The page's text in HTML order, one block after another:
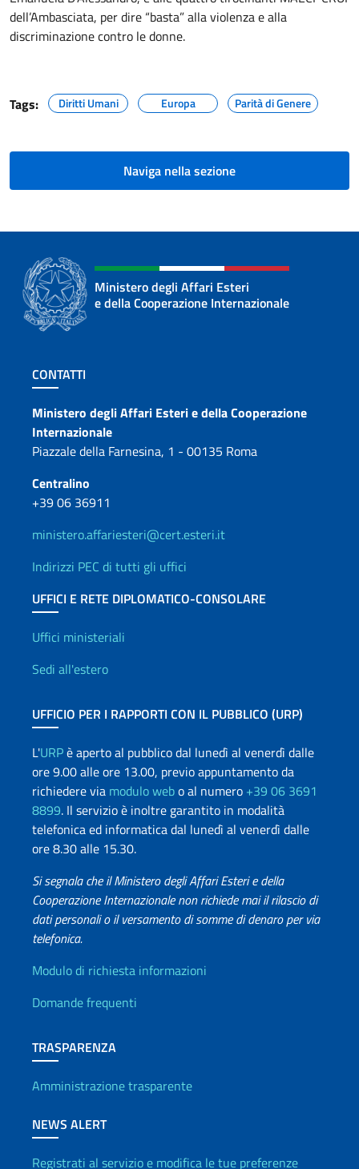
dell’Ambasciata, per dire “basta” alla violenza e alla
discriminazione contro le donne.
Tags: Diritti Umani Europa Parità di Genere
Naviga nella sezione
Ministero degli Affari Esteri
e della Cooperazione Internazionale
Sezione footer
CONTATTI
Contatti
Ministero degli Affari Esteri e della Cooperazione
Internazionale
Piazzale della Farnesina, 1 - 00135 Roma
Centralino
+39 06 36911
ministero.affariesteri@cert.esteri.it
Indirizzi PEC di tutti gli uffici
UFFICI E RETE DIPLOMATICO-CONSOLARE
Uffici e Rete diplomatica
Uffici ministeriali
Sedi all'estero
UFFICIO PER I RAPPORTI CON IL PUBBLICO (URP)
L'URPè aperto al pubblico dal lunedì al venerdì dalle
ore 9.00 alle ore 13.00, previo appuntamento da
richiedere via modulo webo al numero +39 06 3691
8899. Il servizio è inoltre garantito in modalità
telefonica ed informatica dal lunedì al venerdì dalle
ore 8.30 alle 15.30.
Si segnala che il Ministero degli Affari Esteri e della
Cooperazione Internazionale non richiede mai il rilascio di
dati personali o il versamento di somme di denaro per via
telefonica.
Info utili
Modulo di richiesta informazioni
Domande frequenti
TRASPARENZA
Amministrazione trasparente
NEWS ALERT
Registrati al servizio e modifica le tue preferenze